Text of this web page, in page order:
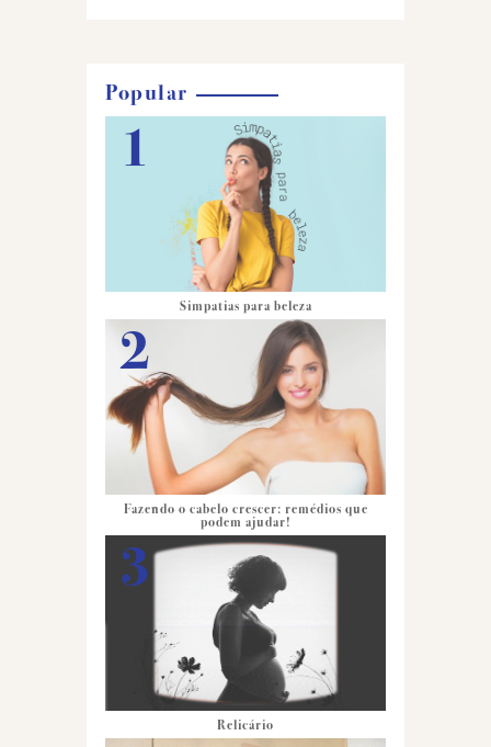
Popular
Simpatias para beleza
Fazendo o cabelo crescer: remédios que
podem ajudar!
Relicário